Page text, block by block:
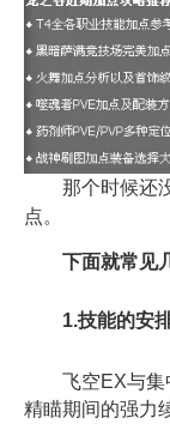
那个时候还没
点。
下面就常见
1.技能的安
飞空EX与集中
精瞄期间的强力